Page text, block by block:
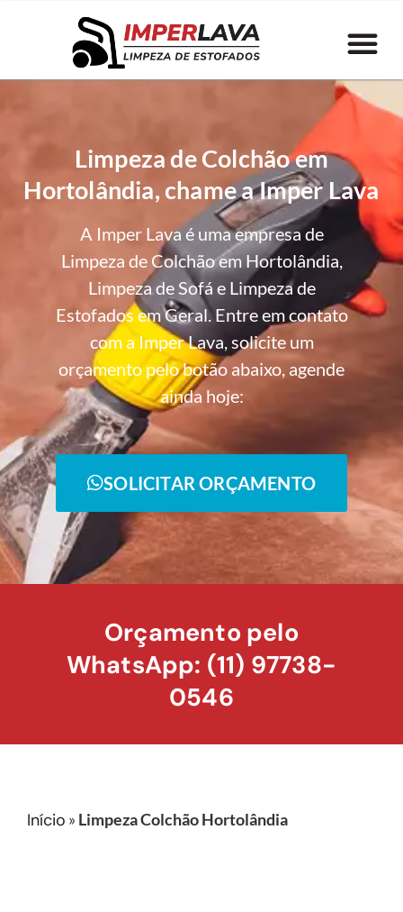
Limpeza de Colchão em
Hortolândia, chame a Imper Lava
A Imper Lava é uma empresa de
Limpeza de Colchão em Hortolândia,
Limpeza de Sofá e Limpeza de
Estofados em Geral. Entre em contato
com a Imper Lava, solicite um
orçamento pelo botão abaixo, agende
ainda hoje:
SOLICITAR ORÇAMENTO
Orçamento pelo
WhatsApp: (11) 97738-
0546
Início » Limpeza Colchão Hortolândia